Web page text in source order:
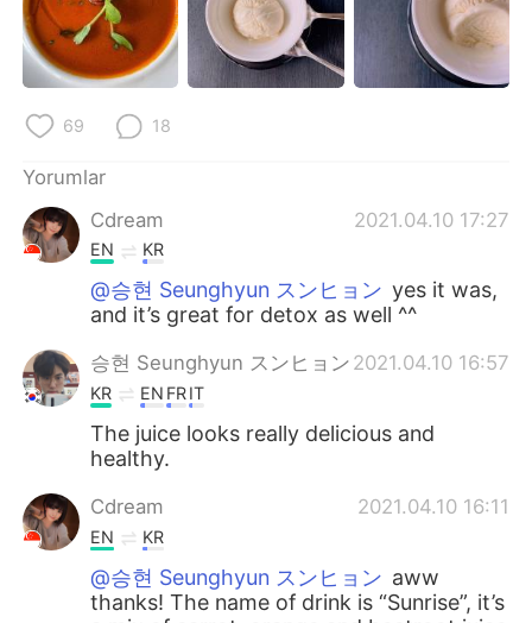
69 18
Yorumlar
Cdream
2021.04.10 17:27
EN KR
@승현 Seunghyun スンヒョン yes it was,
and it’s great for detox as well ^^
승현 Seunghyun スンヒョン 2021.04.10 16:57
KR EN FRIT
The juice looks really delicious and
healthy.
Cdream 2021.04.10 16:11
EN KR
@승현 Seunghyun スンヒョン aww
thanks! The name of drink is “Sunrise”, it’s